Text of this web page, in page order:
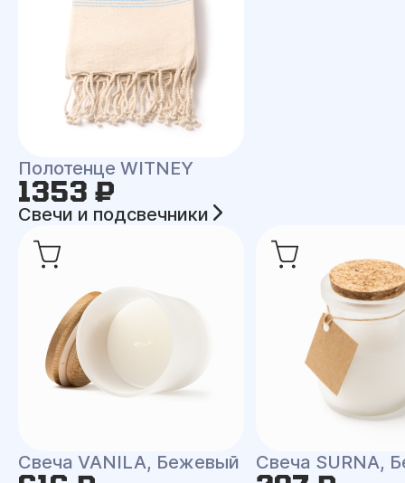
Полотенце WITNEY
1353 ₽
Свечи и подсвечники
Свеча VANILA, Бежевый Свеча SURNA,